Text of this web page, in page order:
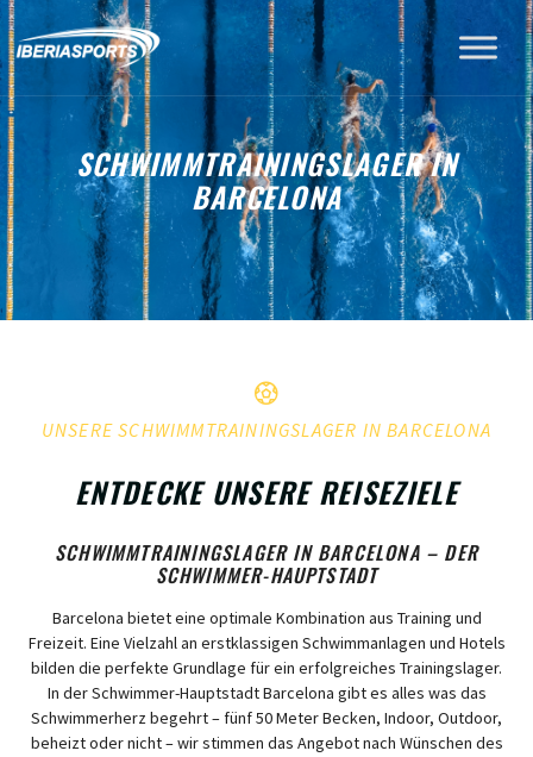
SCHWIMMTRAININGSLAGER IN
BARCELONA
UNSERE SCHWIMMTRAININGSLAGER IN BARCELONA
ENTDECKE UNSERE REISEZIELE
SCHWIMMTRAININGSLAGER IN BARCELONA – DER
SCHWIMMER-HAUPTSTADT
Barcelona bietet eine optimale Kombination aus Training und
Freizeit. Eine Vielzahl an erstklassigen Schwimmanlagen und Hotels
bilden die perfekte Grundlage für ein erfolgreiches Trainingslager.
In der Schwimmer-Hauptstadt Barcelona gibt es alles was das
Schwimmerherz begehrt – fünf 50 Meter Becken, Indoor, Outdoor,
beheizt oder nicht – wir stimmen das Angebot nach Wünschen des